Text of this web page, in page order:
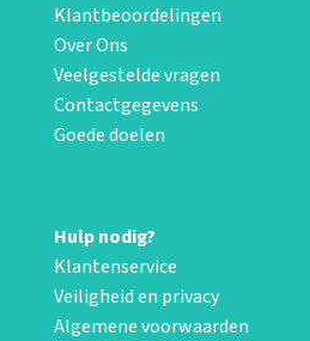
Klantbeoordelingen
Over Ons
Veelgestelde vragen
Contactgegevens
Goede doelen
Hulp nodig?
Klantenservice
Veiligheid en privacy
Algemene voorwaarden